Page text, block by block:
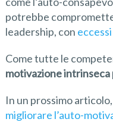
potrebbe
leadership, con eccessi
Come tutte le
motivazione intrinseca
In un prossimo
migliorare l’auto-